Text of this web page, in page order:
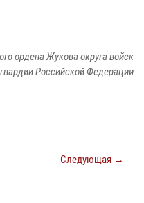
ордена Жукова округа войск
Российской Федерации
Следующая →